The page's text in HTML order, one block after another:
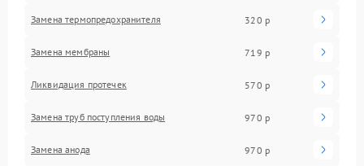
Замена термопредохранителя 320 р
Замена мембраны 719 р
Ликвидация протечек 570 р
Замена труб поступления воды 970 р
Замена анода 970 р